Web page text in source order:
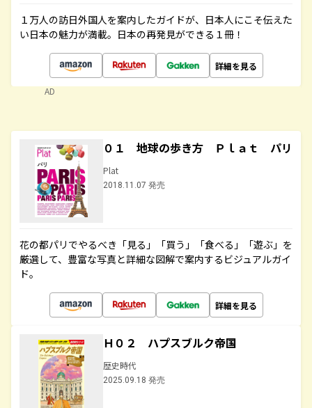
１万人の訪日外国人を案内したガイドが、日本人にこそ伝えた
い日本の魅力が満載。日本の再発見ができる１冊！
詳細を見る
AD
０１ 地球の歩き方 Ｐｌａｔ パリ
Plat
2018.11.07 発売
花の都パリでやるべき「見る」「買う」「食べる」「遊ぶ」を
厳選して、豊富な写真と詳細な図解で案内するビジュアルガイ
ド。
詳細を見る
Ｈ０２ ハプスブルク帝国
歴史時代
2025.09.18 発売